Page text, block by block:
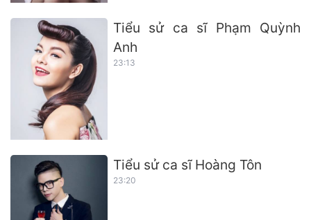
Tiểu sử ca sĩ Phạm Quỳnh
Anh
23:13
Tiểu sử ca sĩ Hoàng Tôn
23:20